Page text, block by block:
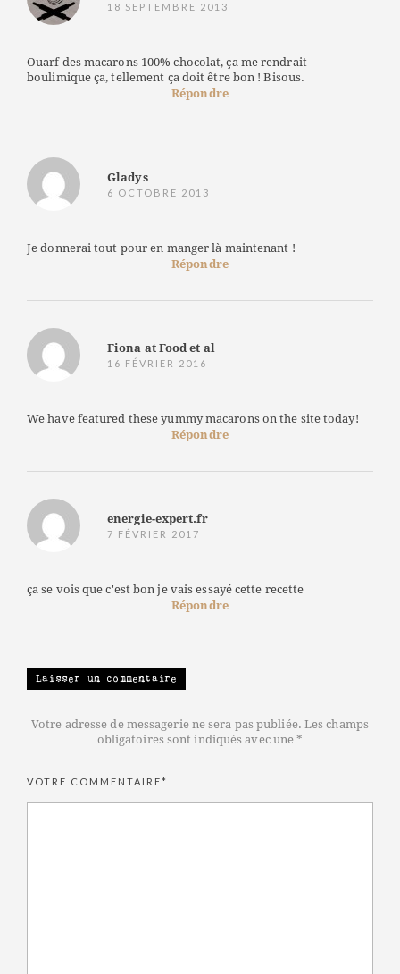
18 SEPTEMBRE 2013
Ouarf des macarons 100% chocolat, ça me rendrait
boulimique ça, tellement ça doit être bon ! Bisous.
Répondre
Gladys
6 OCTOBRE 2013
Je donnerai tout pour en manger là maintenant !
Répondre
Fiona at Food et al
16 FÉVRIER 2016
We have featured these yummy macarons on the site today!
Répondre
energie-expert.fr
7 FÉVRIER 2017
ça se vois que c'est bon je vais essayé cette recette
Répondre
Laisser un commentaire
Votre adresse de messagerie ne sera pas publiée. Les champs
obligatoires sont indiqués avec une *
VOTRE COMMENTAIRE*